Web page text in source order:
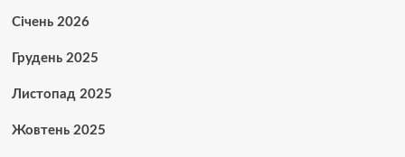
Січень 2026
Грудень 2025
Листопад 2025
Жовтень 2025